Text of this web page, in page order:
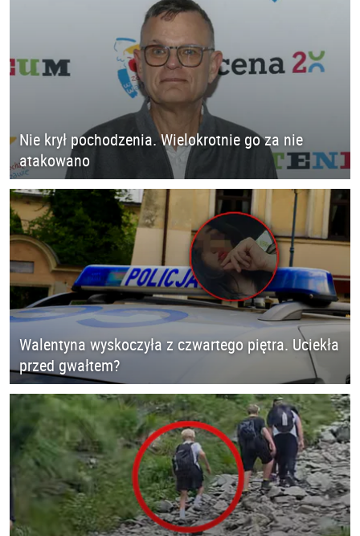
Nie krył pochodzenia. Wielokrotnie go za nie
atakowano
Walentyna wyskoczyła z czwartego piętra. Uciekła
przed gwałtem?